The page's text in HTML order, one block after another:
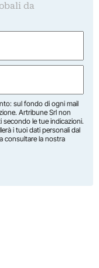
da
sul fondo di ogni mail
Artribune Srl non
secondo le tue indicazioni.
i tuoi dati personali dal
consultare la nostra